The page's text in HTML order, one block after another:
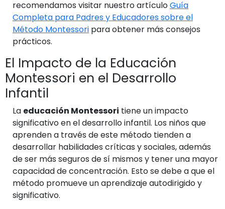
recomendamos visitar nuestro artículoGuía
Completa para Padres y Educadores sobre el
Método Montessori para obtener más consejos
prácticos.
El Impacto de la Educación
Montessori en el Desarrollo
Infantil
La educación Montessori tiene un impacto
significativo en el desarrollo infantil. Los niños que
aprenden a través de este método tienden a
desarrollar habilidades críticas y sociales, además
de ser más seguros de sí mismos y tener una mayor
capacidad de concentración. Esto se debe a que el
método promueve un aprendizaje autodirigido y
significativo.